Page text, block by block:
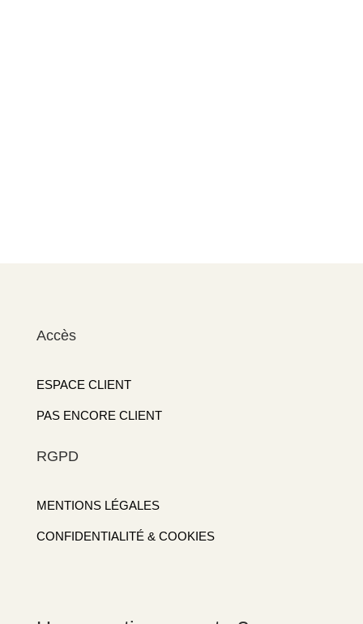
Accès
ESPACE CLIENT
PAS ENCORE CLIENT
RGPD
MENTIONS LÉGALES
CONFIDENTIALITÉ & COOKIES